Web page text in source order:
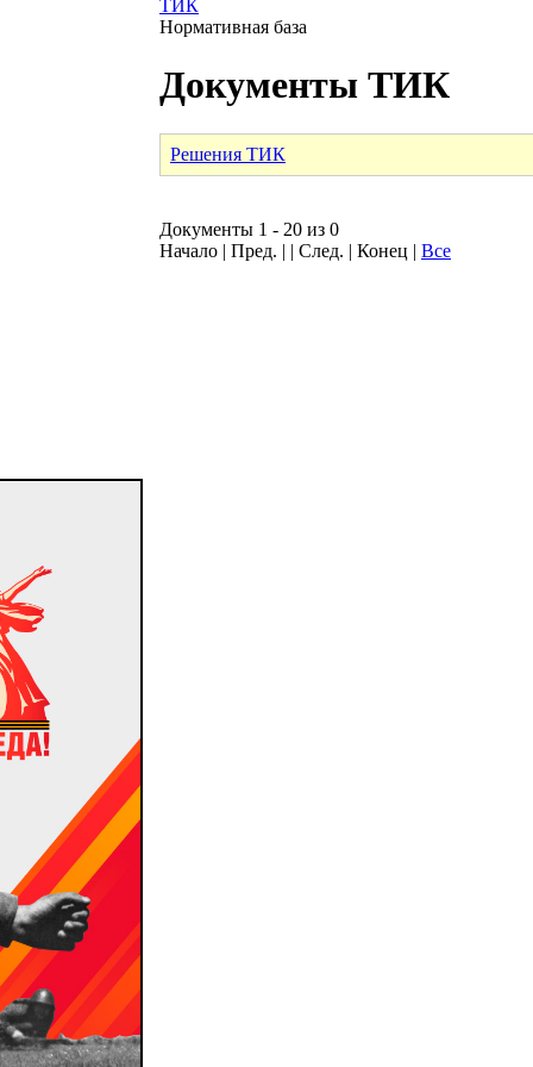
ТИК
Нормативная база
Документы ТИК
Решения ТИК
Документы 1 - 20 из 0
Начало | Пред. | | След. | Конец | Все